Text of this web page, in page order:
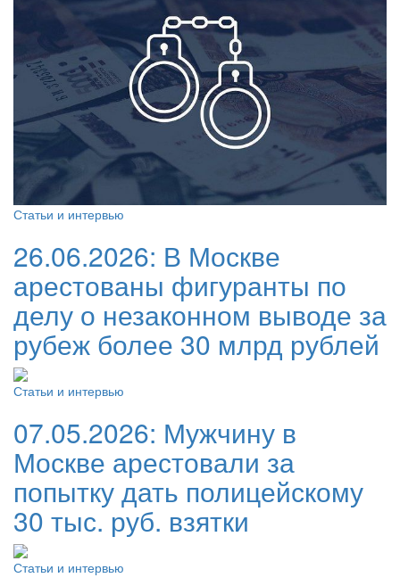
Статьи и интервью
26.06.2026: В Москве
арестованы фигуранты по
делу о незаконном выводе за
рубеж более 30 млрд рублей
Статьи и интервью
07.05.2026: Мужчину в
Москве арестовали за
попытку дать полицейскому
30 тыс. руб. взятки
Статьи и интервью